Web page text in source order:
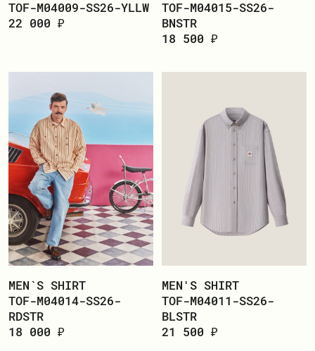
TOF-M04009-SS26-YLLW
22 000 ₽
TOF-M04015-SS26-
BNSTR
18 500 ₽
MEN`S SHIRT
TOF-M04014-SS26-
RDSTR
18 000 ₽
MEN'S SHIRT
TOF-M04011-SS26-
BLSTR
21 500 ₽